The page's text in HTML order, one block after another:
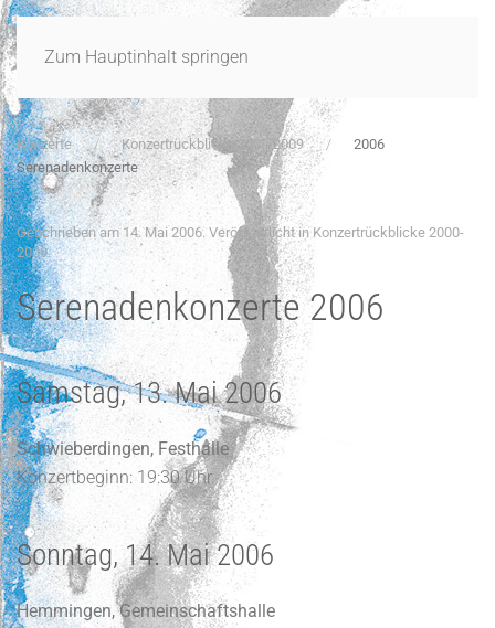
Zum Hauptinhalt springen
Konzerte Konzertrückblicke 2000-2009
2006
Serenadenkonzerte
Geschrieben am 14. Mai 2006. Veröffentlicht in Konzertrückblicke 2000-
2009.
Serenadenkonzerte 2006
Samstag, 13. Mai 2006
Schwieberdingen, Festhalle
Konzertbeginn: 19:30 Uhr
Sonntag, 14. Mai 2006
Hemmingen, Gemeinschaftshalle